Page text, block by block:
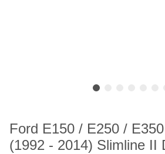
Ford E150 / E250 /
(1992 - 2014) Slimline II